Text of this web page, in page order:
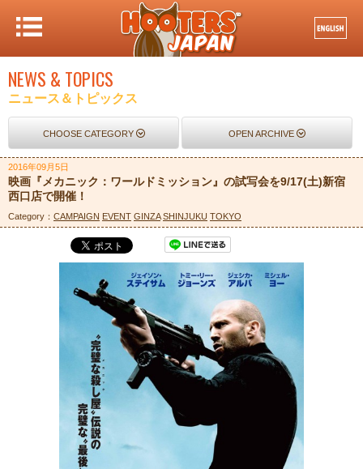
NEWS & TOPICS
ニュース＆トピックス
CHOOSE CATEGORY OPEN ARCHIVE
2016年09月5日
映画『メカニック：ワールドミッション』の試写会を9/17(土)新宿
西口店で開催！
Category： CAMPAIGN EVENT GINZA SHINJUKU TOKYO